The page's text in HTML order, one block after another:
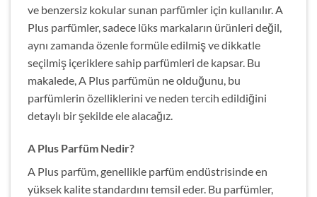
ve benzersiz kokular sunan parfümler için kullanılır. A
Plus parfümler, sadece lüks markaların ürünleri değil,
aynı zamanda özenle formüle edilmiş ve dikkatle
seçilmiş içeriklere sahip parfümleri de kapsar. Bu
makalede, A Plus parfümün ne olduğunu, bu
parfümlerin özelliklerini ve neden tercih edildiğini
detaylı bir şekilde ele alacağız.
A Plus Parfüm Nedir?
A Plus parfüm, genellikle parfüm endüstrisinde en
yüksek kalite standardını temsil eder. Bu parfümler,